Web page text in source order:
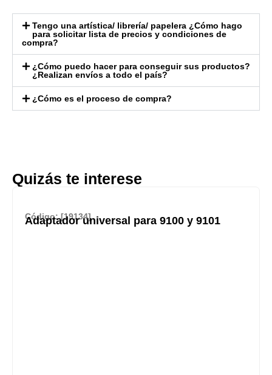
Tengo una artística/ librería/ papelera ¿Cómo hago
para solicitar lista de precios y condiciones de
compra?
¿Cómo puedo hacer para conseguir sus productos?
¿Realizan envíos a todo el país?
¿Cómo es el proceso de compra?
Quizás te interese
Código: [19134]
Adaptador universal para 9100 y 9101